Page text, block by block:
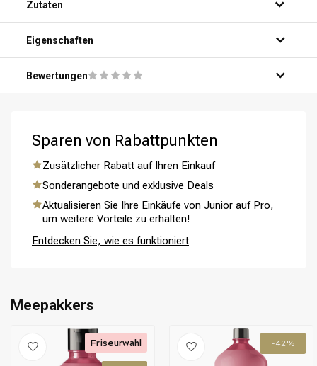
Umformung CombiDeals
Schritt 2: Trage eine großzügige Menge des Produkts auf
deine Hände auf.
Schritt 3: Verteile das Produkt gleichmäßig über dein Haar,
Schritt 4: Lasse das Produkt 3-5 Minuten einwirken, um
optimale Ergebnisse zu erzielen.
Zutaten
Eigenschaften
Bewertungen
Sparen von Rabattpunkten
Zusätzlicher Rabatt auf Ihren Einkauf
Sonderangebote und exklusive Deals
Aktualisieren Sie Ihre Einkäufe von Junior auf Pro,
um weitere Vorteile zu erhalten!
Entdecken Sie, wie es funktioniert
Meepakkers
Friseurwahl -42%